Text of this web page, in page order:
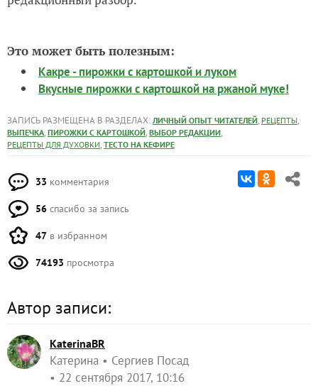
Это может быть полезным:
Какре - пирожки с картошкой и луком
Вкусные пирожки с картошкой на ржаной муке!
ЗАПИСЬ РАЗМЕЩЕНА В РАЗДЕЛАХ: ЛИЧНЫЙ ОПЫТ ЧИТАТЕЛЕЙ, РЕЦЕПТЫ,
ВЫПЕЧКА, ПИРОЖКИ С КАРТОШКОЙ, ВЫБОР РЕДАКЦИИ,
РЕЦЕПТЫ ДЛЯ ДУХОВКИ, ТЕСТО НА КЕФИРЕ
33 комментария
56 спасибо за запись
47 в избранном
74193 просмотра
Автор записи:
KaterinaBR
Катерина
Сергиев Посад
22 сентября 2017, 10:16